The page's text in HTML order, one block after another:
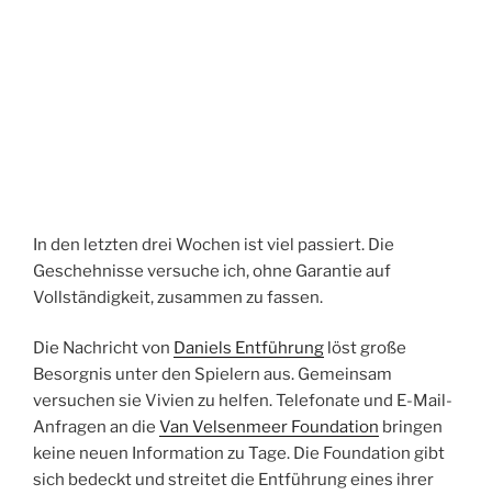
In den letzten drei Wochen ist viel passiert. Die
Geschehnisse versuche ich, ohne Garantie auf
Vollständigkeit, zusammen zu fassen.
Die Nachricht von Daniels Entführung löst große
Besorgnis unter den Spielern aus. Gemeinsam
versuchen sie Vivien zu helfen. Telefonate und E-Mail-
Anfragen an die Van Velsenmeer Foundation bringen
keine neuen Information zu Tage. Die Foundation gibt
sich bedeckt und streitet die Entführung eines ihrer